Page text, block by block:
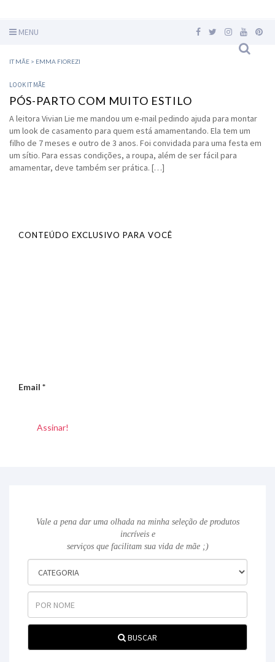
MENU
IT MÃE > EMMA FIOREZI
LOOK IT MÃE
PÓS-PARTO COM MUITO ESTILO
A leitora Vivian Lie me mandou um e-mail pedindo ajuda para montar
um look de casamento para quem está amamentando. Ela tem um
filho de 7 meses e outro de 3 anos. Foi convidada para uma festa em
um sítio. Para essas condições, a roupa, além de ser fácil para
amamentar, deve também ser prática. […]
CONTEÚDO EXCLUSIVO PARA VOCÊ
Email *
Vale a pena dar uma olhada na minha seleção de produtos
incríveis e
serviços que facilitam sua vida de mãe ;)
BUSCAR